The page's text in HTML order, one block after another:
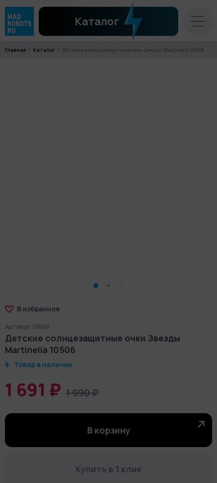
Каталог
Главная Каталог Детские солнцезащитные очки Звезды Martinelia 10506
В избранное
Артикул: 10506
Детские солнцезащитные очки Звезды
Martinelia 10506
Товар в наличии
1 691 ₽ 1 990 ₽
В корзину
Купить в 1 клик